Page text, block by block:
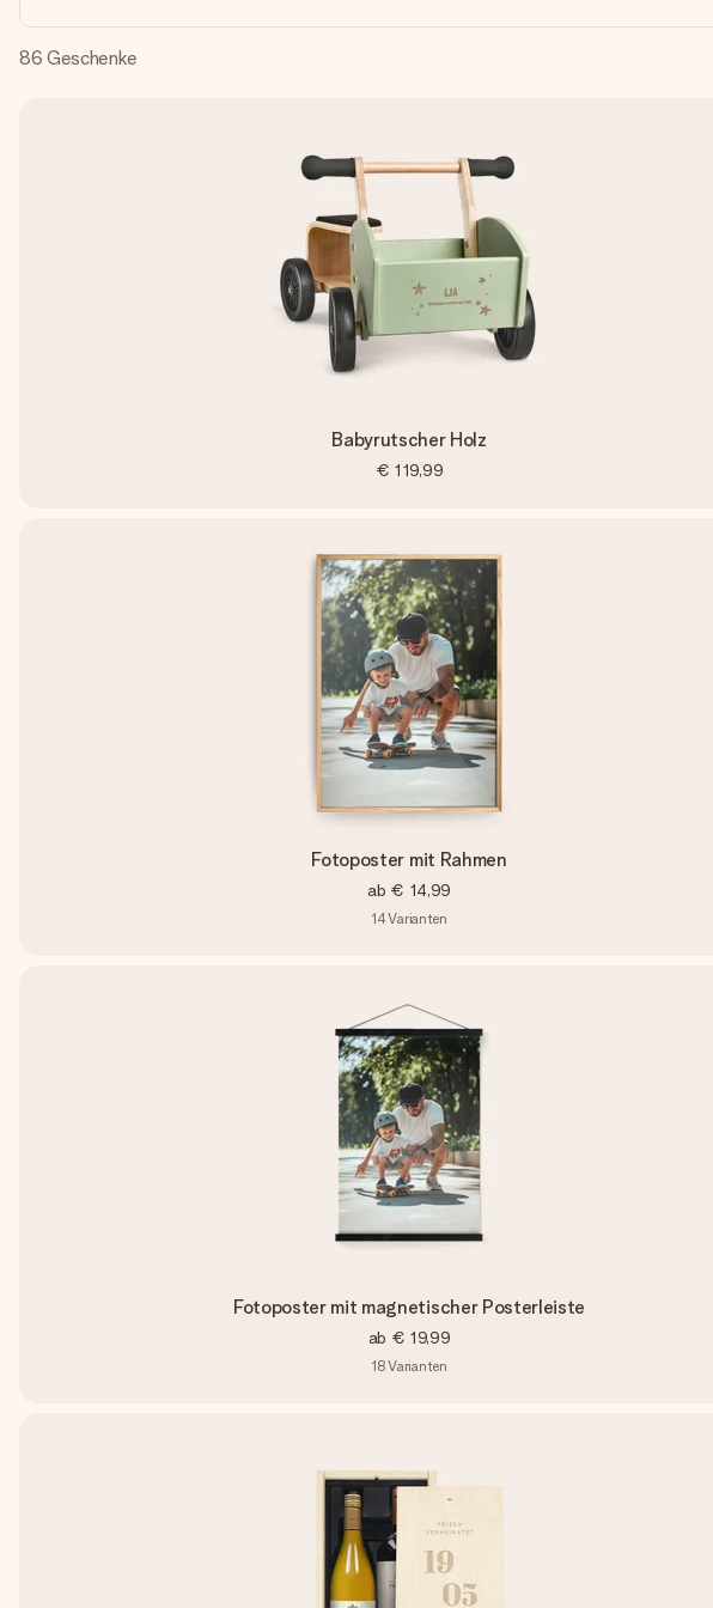
86 Geschenke
Babyrutscher Holz
€ 119,99
Fotoposter mit Rahmen
ab € 14,99
14Varianten
Fotoposter mit magnetischer Posterleiste
ab € 19,99
18Varianten